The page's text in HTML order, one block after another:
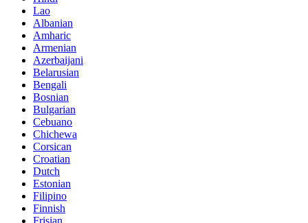
Lao
Albanian
Amharic
Armenian
Azerbaijani
Belarusian
Bengali
Bosnian
Bulgarian
Cebuano
Chichewa
Corsican
Croatian
Dutch
Estonian
Filipino
Finnish